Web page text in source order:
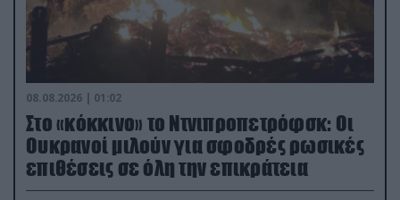
08.08.2026 | 01:02
Στο «κόκκινο» το Ντνιπροπετρόφσκ: Οι
Ουκρανοί μιλούν για σφοδρές ρωσικές
επιθέσεις σε όλη την επικράτεια